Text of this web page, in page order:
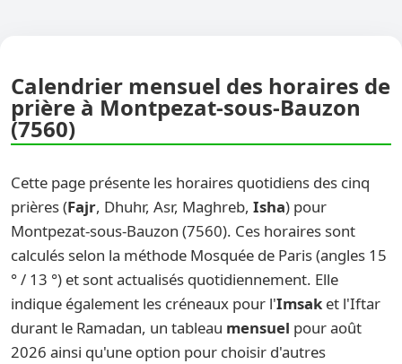
Calendrier mensuel des horaires de
prière à Montpezat-sous-Bauzon
(7560)
Cette page présente les horaires quotidiens des cinq
prières (Fajr, Dhuhr, Asr, Maghreb, Isha) pour
Montpezat-sous-Bauzon (7560). Ces horaires sont
calculés selon la méthode Mosquée de Paris (angles 15
° / 13 °) et sont actualisés quotidiennement. Elle
indique également les créneaux pour l'Imsak et l'Iftar
durant le Ramadan, un tableau mensuel pour août
2026 ainsi qu'une option pour choisir d'autres